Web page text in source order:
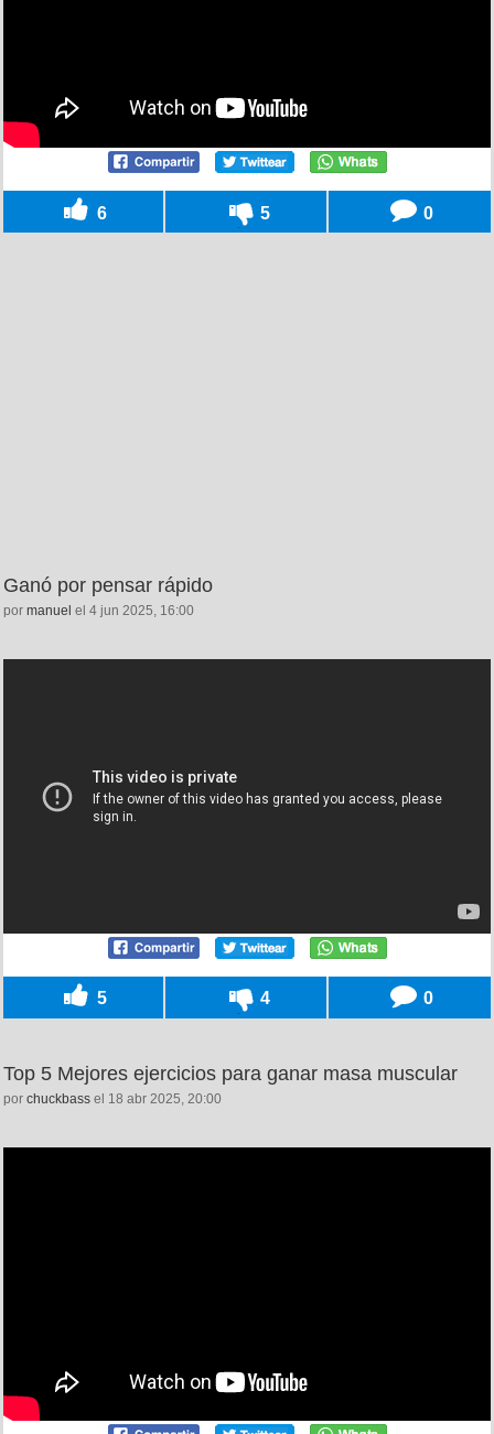
6 5 0
Ganó por pensar rápido
por manuel el 4 jun 2025, 16:00
5 4 0
Top 5 Mejores ejercicios para ganar masa muscular
por chuckbass el 18 abr 2025, 20:00